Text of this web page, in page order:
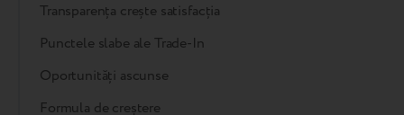
Transparența crește satisfacția
Punctele slabe ale Trade-In
Oportunități ascunse
Formula de creștere